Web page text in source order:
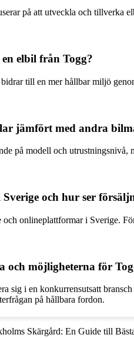
på att utveckla och
elbil från Togg?
till en mer hållbar miljö
jämfört med andra
på modell och
och hur ser
onlineplattformar i Sverige.
möjligheterna för
sig i en konkurrensutsatt
på hållbara fordon.
Skärgård: En Guide till